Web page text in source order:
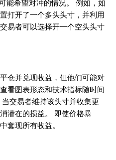
能希望对冲的情况。 例如，如
打开了一个多头头寸，并利用
易者可以选择开一个空头头寸
并兑现收益，但他们可能对
看图表形态和技术指标随时间
交易者维持该头寸并收集更
潜在的损益。 即使价格暴
套现所有收益。